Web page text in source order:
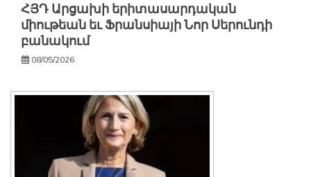
ՀՅԴ Արցախի երիտասարդական
միութեան եւ Ֆրանսիայի Նոր Սերունդի
բանակում
08/05/2026